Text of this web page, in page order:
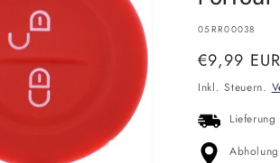
SKU:
05RR00038
Normaler
Preis
€9,99 EUR
Inkl. Steuern.